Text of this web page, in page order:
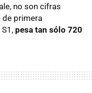
no son cifras
de primera
pesa tan sólo 720